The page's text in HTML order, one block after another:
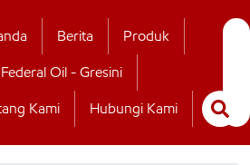
Berita Produk
Oil - Gresini
Kami Hubungi Kami